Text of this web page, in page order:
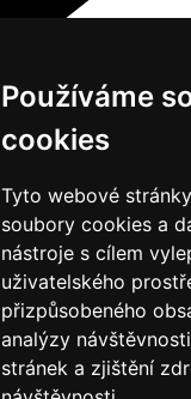
Používáme
cookies
Tyto webové
soubory cookies a
nástroje s cílem
uživatelského
přizpůsobeného
analýzy
stránek a zjištění